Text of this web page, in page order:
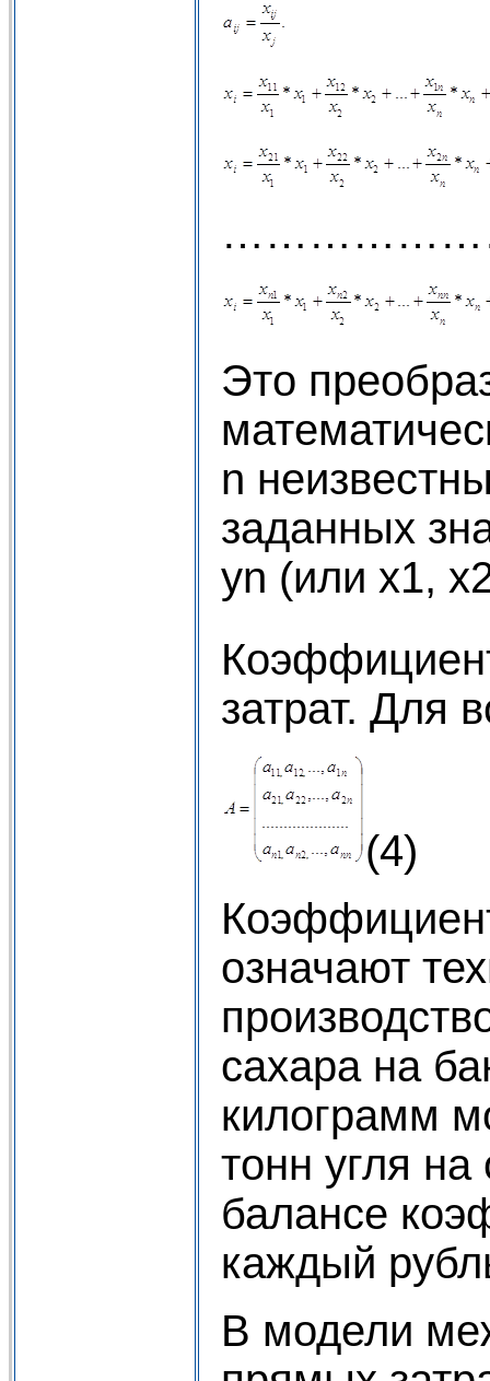
Это
n
заданных
уn (или х1,
затрат. Для
(4)
означают
сахара на
килограмм
тонн угля
балансе
каждый
В модели